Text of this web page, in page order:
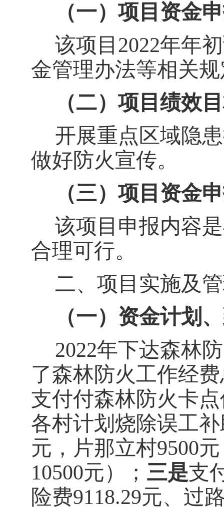
（一） 项目资金
该项目2022年年
金管理办法等相关
（二）项目绩效
开展重点区域隐
做好防火宣传。
（三）项目资金
该项目申报内容
合理可行。
二、项目实施及
（一） 资金计划
2022年下达森林
了森林防火工作经
支付付森林防火卡
各村计划烧除误工
元，片那立村9500
10500元）； 三是支
险费9118.29元、过